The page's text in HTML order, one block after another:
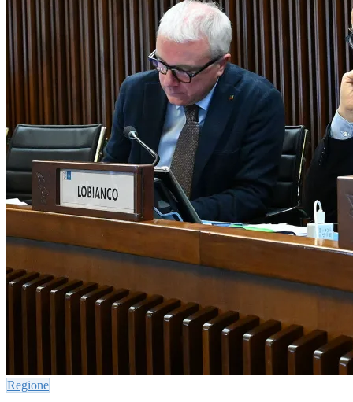
Regione